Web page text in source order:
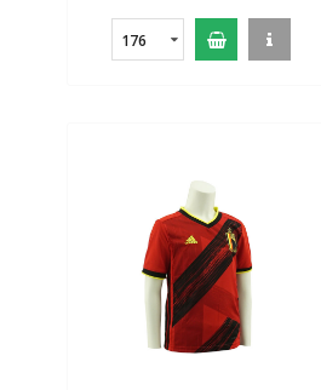
176